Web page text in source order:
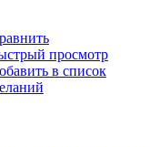
просмотр
в список